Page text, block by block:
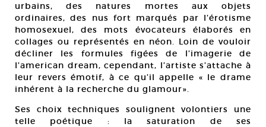
urbains, des natures mortes aux objets
ordinaires, des nus fort marqués par l’érotisme
homosexuel, des mots évocateurs élaborés en
collages ou représentés en néon. Loin de vouloir
décliner les formules figées de l’imagerie de
l’american dream, cependant, l’artiste s’attache à
leur revers émotif, à ce qu’il appelle « le drame
inhérent à la recherche du glamour».
Ses choix techniques soulignent volontiers une
telle poétique : la saturation de ses